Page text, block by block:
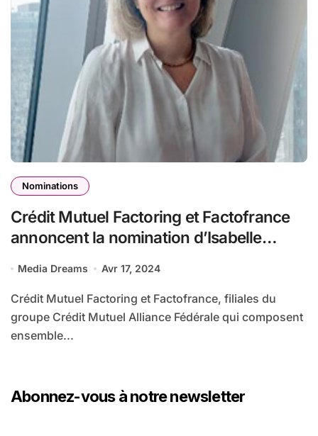
Nominations
Crédit Mutuel Factoring et Factofrance
annoncent la nomination d’Isabelle
Ressources Humaines et lancent leur
marque employeur.
Media Dreams Avr 17, 2024
Crédit Mutuel Factoring et Factofrance, filiales du
groupe Crédit Mutuel Alliance Fédérale qui composent
ensemble...
Abonnez-vous à notre newsletter